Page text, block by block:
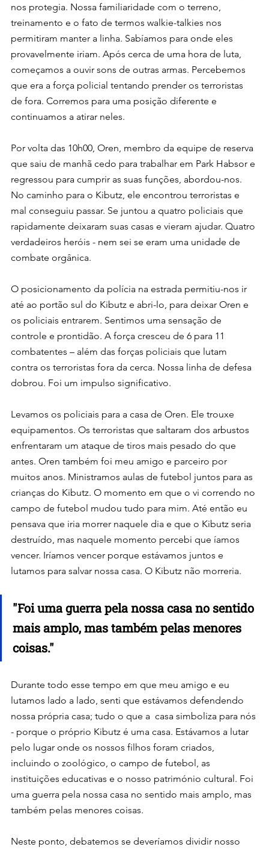
nos protegia. Nossa familiaridade com o terreno,
treinamento e o fato de termos walkie-talkies nos
permitiram manter a linha. Sabíamos para onde eles
provavelmente iriam. Após cerca de uma hora de luta,
começamos a ouvir sons de outras armas. Percebemos
que era a força policial tentando prender os terroristas
de fora. Corremos para uma posição diferente e
continuamos a atirar neles.
Por volta das 10h00, Oren, membro da equipe de reserva
que saiu de manhã cedo para trabalhar em Park Habsor e
regressou para cumprir as suas funções, abordou-nos.
No caminho para o Kibutz, ele encontrou terroristas e
mal conseguiu passar. Se juntou a quatro policiais que
rapidamente deixaram suas casas e vieram ajudar. Quatro
verdadeiros heróis - nem sei se eram uma unidade de
combate orgânica.
O posicionamento da polícia na estrada permitiu-nos ir
até ao portão sul do Kibutz e abri-lo, para deixar Oren e
os policiais entrarem. Sentimos uma sensação de
controle e prontidão. A força cresceu de 6 para 11
combatentes – além das forças policiais que lutam
contra os terroristas fora da cerca. Nossa linha de defesa
dobrou. Foi um impulso significativo.
Levamos os policiais para a casa de Oren. Ele trouxe
equipamentos. Os terroristas que saltaram dos arbustos
enfrentaram um ataque de tiros mais pesado do que
antes. Oren também foi meu amigo e parceiro por
muitos anos. Ministramos aulas de futebol juntos para as
crianças do Kibutz. O momento em que o vi correndo no
campo de futebol mudou tudo para mim. Até então eu
pensava que iria morrer naquele dia e que o Kibutz seria
destruído, mas naquele momento percebi que íamos
vencer. Iríamos vencer porque estávamos juntos e
lutamos para salvar nossa casa. O Kibutz não morreria.
"Foi uma guerra pela nossa casa no sentido
mais amplo, mas também pelas menores
coisas."
Durante todo esse tempo em que meu amigo e eu
lutamos lado a lado, senti que estávamos defendendo
nossa própria casa; tudo o que a  casa simboliza para nós
- porque o próprio Kibutz é uma casa. Estávamos a lutar
pelo lugar onde os nossos filhos foram criados,
incluindo o zoológico, o campo de futebol, as
instituições educativas e o nosso património cultural. Foi
uma guerra pela nossa casa no sentido mais amplo, mas
também pelas menores coisas.
Neste ponto, debatemos se deveríamos dividir nosso